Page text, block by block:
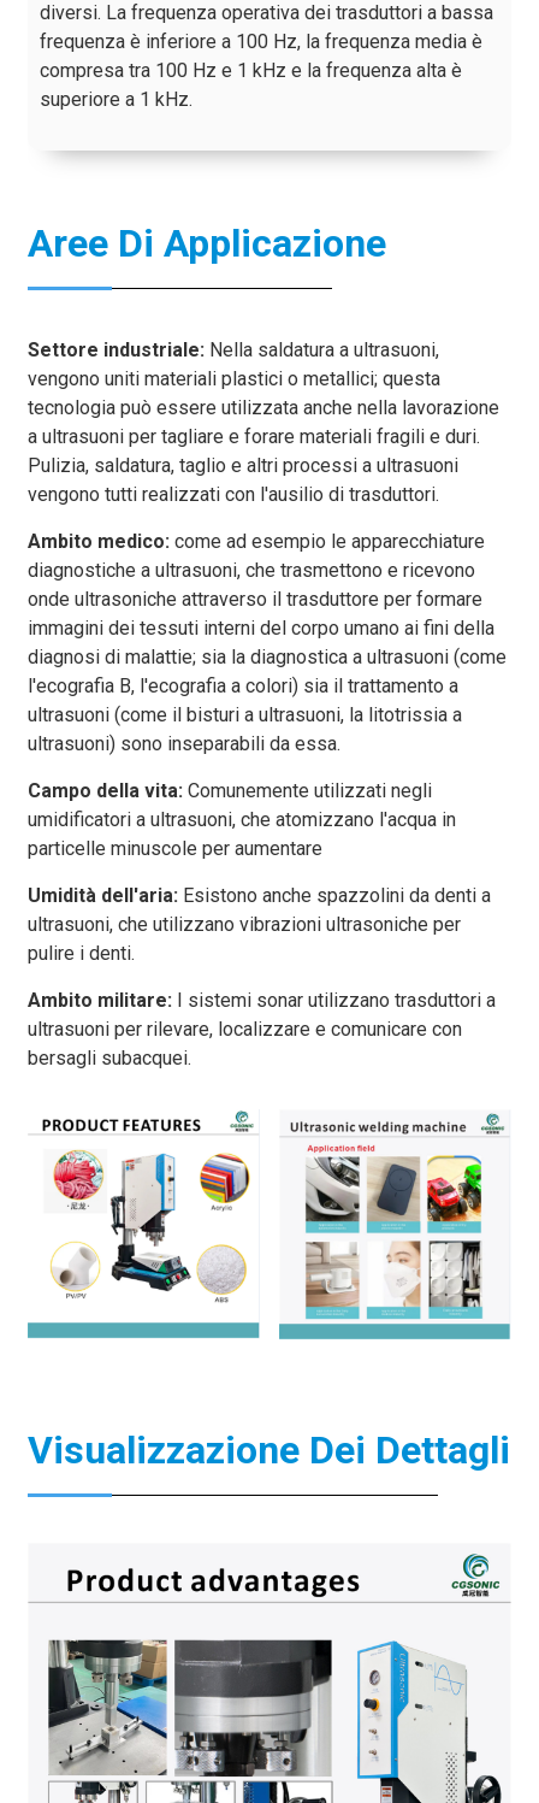
diversi. La frequenza operativa dei trasduttori a bassa
frequenza è inferiore a 100 Hz, la frequenza media è
compresa tra 100 Hz e 1 kHz e la frequenza alta è
superiore a 1 kHz.
Aree Di Applicazione
Settore industriale:Nella saldatura a ultrasuoni,
vengono uniti materiali plastici o metallici; questa
tecnologia può essere utilizzata anche nella lavorazione
a ultrasuoni per tagliare e forare materiali fragili e duri.
Pulizia, saldatura, taglio e altri processi a ultrasuoni
vengono tutti realizzati con l'ausilio di trasduttori.
Ambito medico:come ad esempio le apparecchiature
diagnostiche a ultrasuoni, che trasmettono e ricevono
onde ultrasoniche attraverso il trasduttore per formare
immagini dei tessuti interni del corpo umano ai fini della
diagnosi di malattie; sia la diagnostica a ultrasuoni (come
l'ecografia B, l'ecografia a colori) sia il trattamento a
ultrasuoni (come il bisturi a ultrasuoni, la litotrissia a
ultrasuoni) sono inseparabili da essa.
Campo della vita:Comunemente utilizzati negli
umidificatori a ultrasuoni, che atomizzano l'acqua in
particelle minuscole per aumentare
Umidità dell'aria:Esistono anche spazzolini da denti a
ultrasuoni, che utilizzano vibrazioni ultrasoniche per
pulire i denti.
Ambito militare:I sistemi sonar utilizzano trasduttori a
ultrasuoni per rilevare, localizzare e comunicare con
bersagli subacquei.
Visualizzazione Dei Dettagli